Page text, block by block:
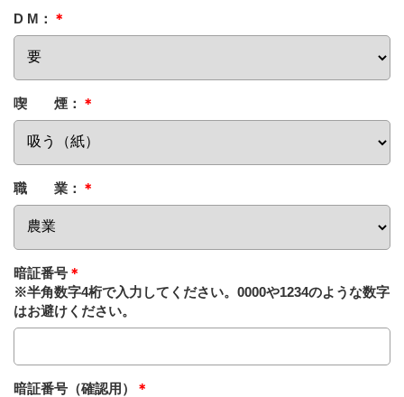
D M： ＊
喫 煙： ＊
職 業： ＊
暗証番号 ＊
※半角数字4桁で入力してください。0000や1234のような数字
はお避けください。
暗証番号（確認用）
＊